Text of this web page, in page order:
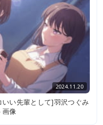
2024.11.20
い先輩として]羽沢つぐみ
画像